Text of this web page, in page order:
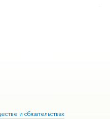
и обязательствах